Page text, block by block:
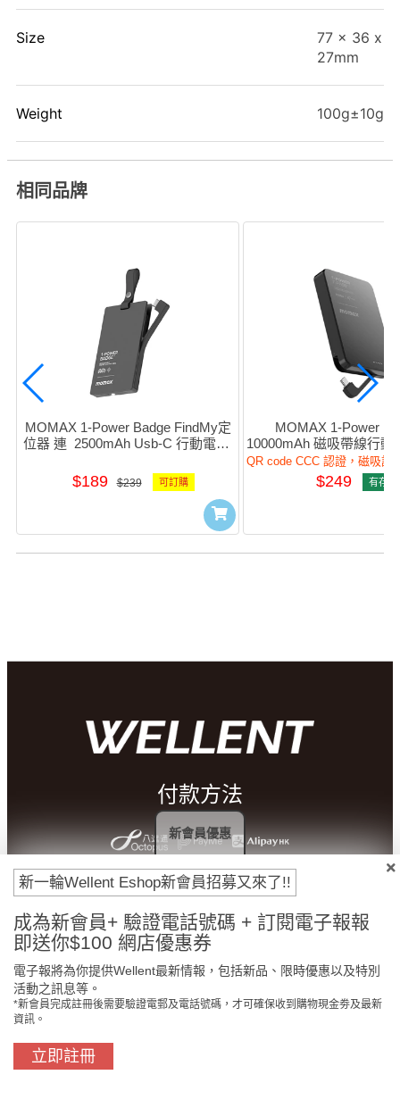
Size
77 x 36 x
27mm
Weight 100g±10g
相同品牌
MOMAX 1-Power Badge FindMy定
位器 連  2500mAh Usb-C 行動電源
$189 $239 可訂購
MOMAX 1-Power
10000mAh 磁吸帶線行動
#IP158D
QR code CCC 認證，磁吸設
$249 有存貨
付款方法
門市免費自取 原裝行貨保證
新一輪Wellent Eshop新會員招募又來了!!
成為新會員+ 驗證電話號碼 + 訂閱電子報報
即送你$100 網店優惠券
電子報將為你提供Wellent最新情報，包括新品、限時優惠以及特別
活動之訊息等。
*新會員完成註冊後需要驗證電郵及電話號碼，才可確保收到購物現金劵及最新
資訊。
立即註冊
新會員優惠